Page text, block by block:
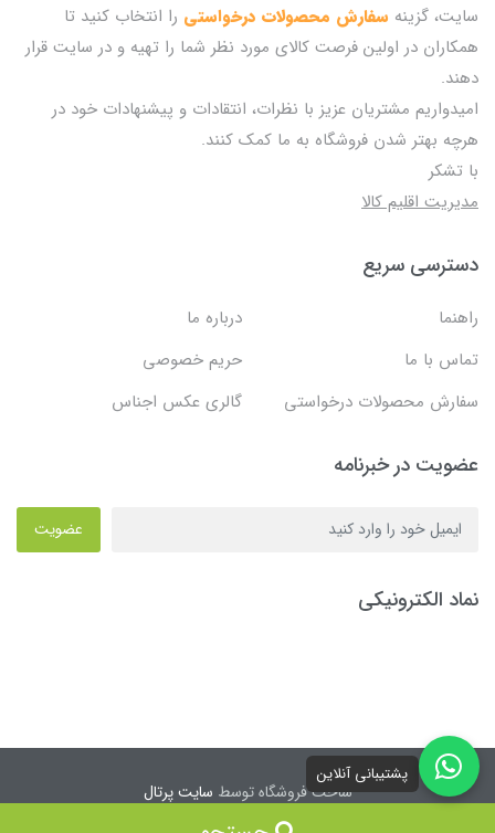
سایت، گزینه سفارش محصولات درخواستی را انتخاب کنید تا
همکاران در اولین فرصت کالای مورد نظر شما را تهیه و در سایت قرار
دهند.
امیدواریم مشتریان عزیز با نظرات، انتقادات و پیشنهادات خود در
هرچه بهتر شدن فروشگاه به ما کمک کنند.
با تشکر
مدیریت اقلیم کالا
دسترسی سریع
راهنما
درباره ما
تماس با ما
حریم خصوصی
سفارش محصولات درخواستی
گالری عکس اجناس
عضویت در خبرنامه
عضویت
نماد الکترونیکی
ساخت فروشگاه توسط سایت پرتال
پشتیبانی آنلاین